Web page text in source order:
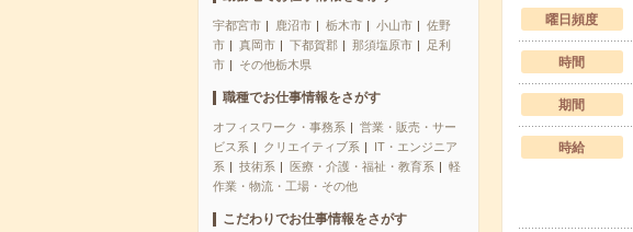
宇都宮市 鹿沼市 栃木市 小山市
佐野
市
真岡市 下都賀郡 那須塩原市
足利
市
その他栃木県
職種でお仕事情報をさがす
オフィスワーク・事務系
営業・販売・サー
ビス系
クリエイティブ系
IT・エンジニア
系
技術系 医療・介護・福祉・教育系
軽
作業・物流・工場・その他
こだわりでお仕事情報をさがす
曜日頻度
時間
期間
時給